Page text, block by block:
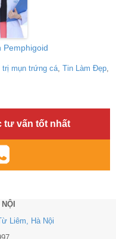
Pemphigoid
trị mụn trứng cá Tin Làm Đẹp
tư vấn tốt nhất
Liêm, Hà Nội